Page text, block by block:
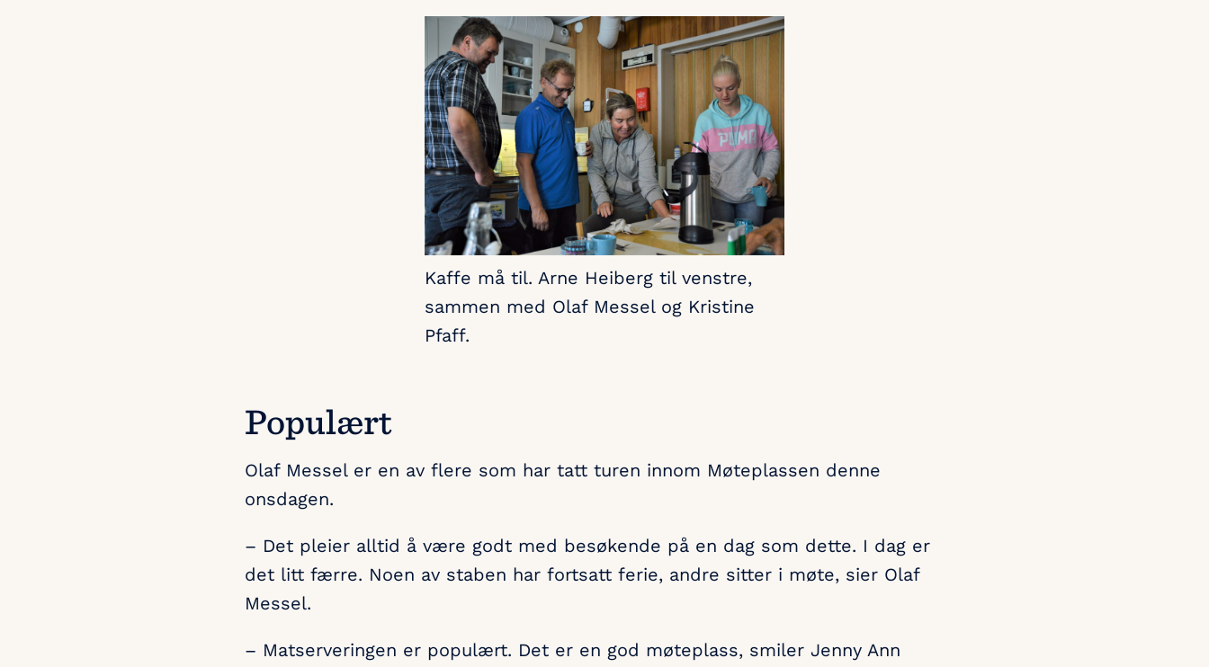
Kaffe må til. Arne Heiberg til venstre,
sammen med Olaf Messel og Kristine
Pfaff.
Populært
Olaf Messel er en av flere som har tatt turen innom Møteplassen denne
onsdagen.
– Det pleier alltid å være godt med besøkende på en dag som dette. I dag er
det litt færre. Noen av staben har fortsatt ferie, andre sitter i møte, sier Olaf
Messel.
– Matserveringen er populært. Det er en god møteplass, smiler Jenny Ann